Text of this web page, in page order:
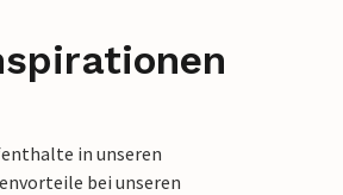
in unseren
bei unseren